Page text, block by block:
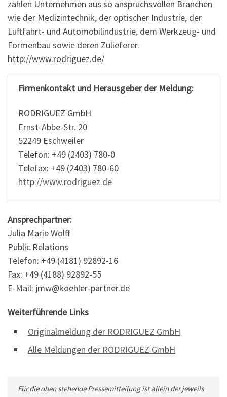
zählen Unternehmen aus so anspruchsvollen Branchen
wie der Medizintechnik, der optischer Industrie, der
Luftfahrt- und Automobilindustrie, dem Werkzeug- und
Formenbau sowie deren Zulieferer.
http://www.rodriguez.de/
Firmenkontakt und Herausgeber der Meldung:
RODRIGUEZ GmbH
Ernst-Abbe-Str. 20
52249 Eschweiler
Telefon: +49 (2403) 780-0
Telefax: +49 (2403) 780-60
http://www.rodriguez.de
Ansprechpartner:
Julia Marie Wolff
Public Relations
Telefon: +49 (4181) 92892-16
Fax: +49 (4188) 92892-55
E-Mail: jmw@koehler-partner.de
Weiterführende Links
Originalmeldung der RODRIGUEZ GmbH
Alle Meldungen der RODRIGUEZ GmbH
Für die oben stehende Pressemitteilung ist allein der jeweils